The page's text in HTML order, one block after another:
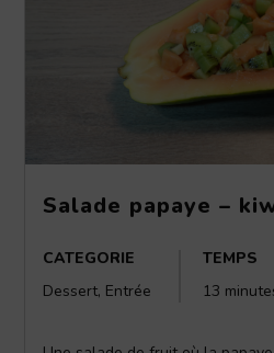
Salade papaye –
CATEGORIE
Dessert, Entrée
TEMPS
13